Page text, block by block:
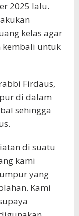
2025 lalu.
kelas agar
kembali untuk
Firdaus,
di dalam
sehingga
di suatu
kami
yang
Kami